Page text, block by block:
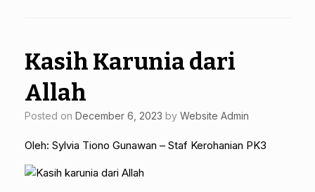
Kasih Karunia dari
Allah
Posted on December 6, 2023 by Website Admin
Oleh: Sylvia Tiono Gunawan – Staf Kerohanian PK3